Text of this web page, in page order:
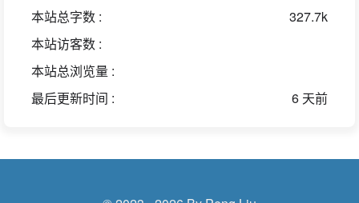
本站总字数 :
327.7k
本站访客数 :
本站总浏览量 :
最后更新时间 :
6 天前